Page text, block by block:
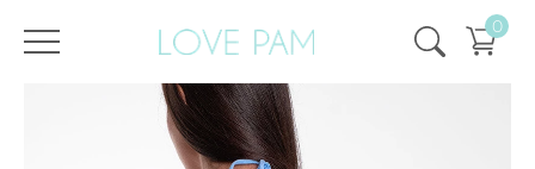
0
Все купальники,Раздельные Аврора, Плавки Плавки Аврора Барбадос